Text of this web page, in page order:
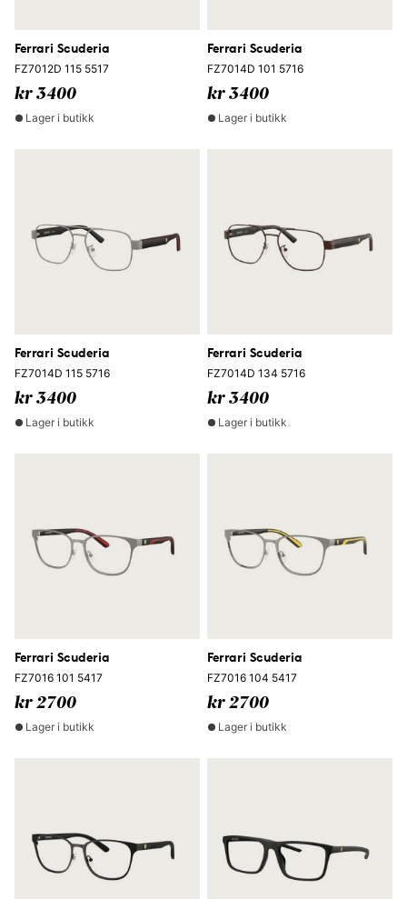
Ferrari Scuderia
FZ7012D 115 5517
kr 3400
Lager i butikk
Ferrari Scuderia
FZ7014D 101 5716
kr 3400
Lager i butikk
Ferrari Scuderia
FZ7014D 115 5716
kr 3400
Lager i butikk
Ferrari Scuderia
FZ7014D 134 5716
kr 3400
Lager i butikk
Ferrari Scuderia
FZ7016 101 5417
kr 2700
Lager i butikk
Ferrari Scuderia
FZ7016 104 5417
kr 2700
Lager i butikk